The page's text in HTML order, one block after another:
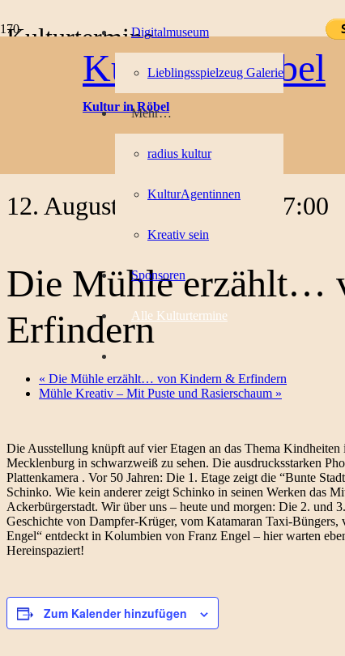
Kultur in Röbel
Kultur in Röbel
Digitalmuseum
Lieblingsspielzeug Galerie
Mehr…
radius kultur
KulturAgentinnen
Kreativ sein
Sponsoren
Alle Kulturtermine
Kulturtermine
« Alle Veranstaltungen
Diese Veranstaltung hat bereits stattgefunden.
Die Mühle erzählt… von Kindern &
12. August 2022, 11:00 17:00
Die Mühle erzählt…
Erfindern
« Die Mühle erzählt… von Kindern & Erfindern
Mühle Kreativ – Mit Puste und Rasierschaum »
Die Ausstellung knüpft auf vier Etagen an das Thema
Mecklenburg in schwarzweiß zu sehen. Die ausdrucksstarken
Plattenkamera . Vor 50 Jahren: Die 1. Etage zeigt die “Bunte
Schinko. Wie kein anderer zeigt Schinko in seinen Werken das
Ackerbürgerstadt. Wir über uns – heute und morgen: Die 2.
Geschichte von Dampfer-Krüger, vom Katamaran Taxi-Büngers,
Engel“ entdeckt in Kolumbien von Franz Engel – hier warten
Hereinspaziert!
Zum Kalender hinzufügen